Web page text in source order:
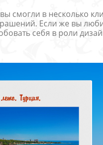
смогли в несколько
Если же вы
себя в роли